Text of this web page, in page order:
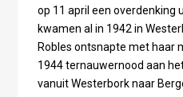
op 11 april een overdenking
kwamen al in 1942 in
Robles ontsnapte met haar
1944 ternauwernood aan
vanuit Westerbork naar